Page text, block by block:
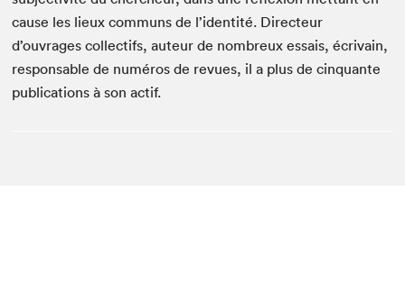
cause les lieux communs de l’identité. Directeur
d’ouvrages collectifs, auteur de nombreux essais, écrivain,
responsable de numéros de revues, il a plus de cinquante
publications à son actif.